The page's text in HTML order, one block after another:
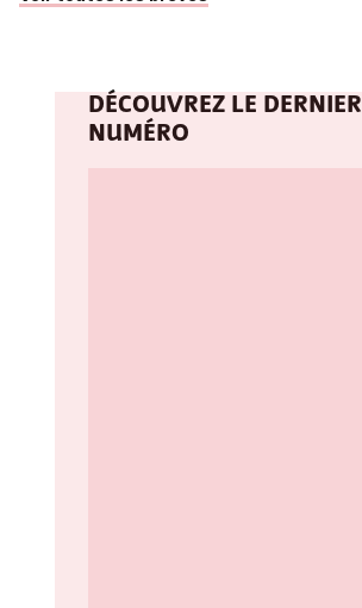
DÉCOUVREZ LE DERNIER
NUMÉRO